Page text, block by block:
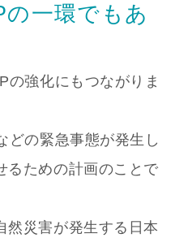
一環でもあ
の強化にもつながりま
どの緊急事態が発生し
るための計画のことで
然災害が発生する日本